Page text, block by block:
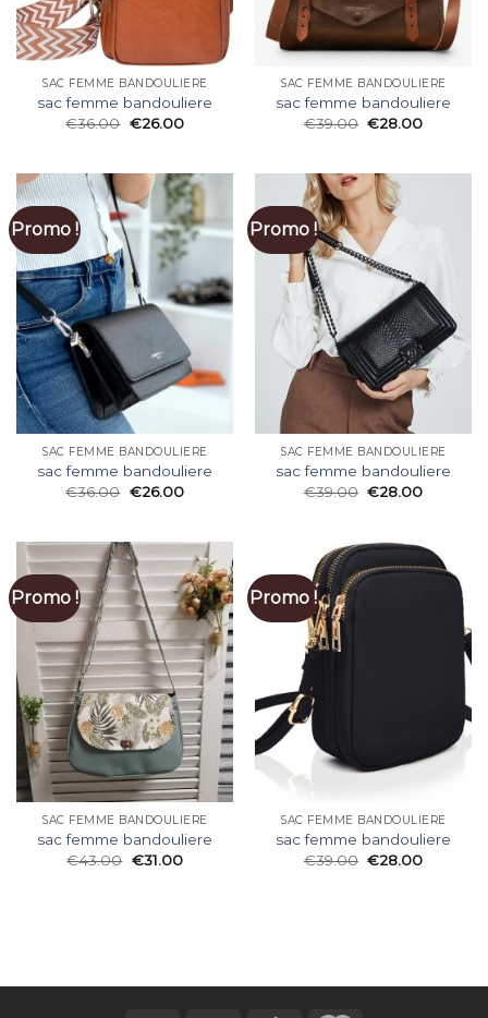
SAC FEMME BANDOULIERE
sac femme bandouliere
€36.00 €26.00
SAC FEMME BANDOULIERE
sac femme bandouliere
€39.00 €28.00
Promo !
SAC FEMME BANDOULIERE
sac femme bandouliere
€36.00 €26.00
Promo !
SAC FEMME BANDOULIERE
sac femme bandouliere
€39.00 €28.00
Promo !
SAC FEMME BANDOULIERE
sac femme bandouliere
€43.00 €31.00
Promo !
SAC FEMME BANDOULIERE
sac femme bandouliere
€39.00 €28.00